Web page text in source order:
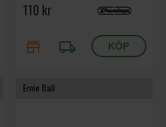
110 kr
store local_shipping
Ernie Ball